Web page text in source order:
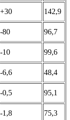
+30
142,9
-80
96,7
-10
99,6
-6,6
48,4
-0,5
95,1
-1,8 75,3